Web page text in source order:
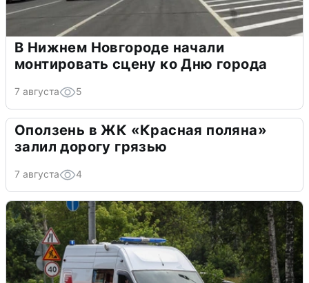
В Нижнем Новгороде начали
монтировать сцену ко Дню города
7 августа 5
Оползень в ЖК «Красная поляна»
залил дорогу грязью
7 августа 4